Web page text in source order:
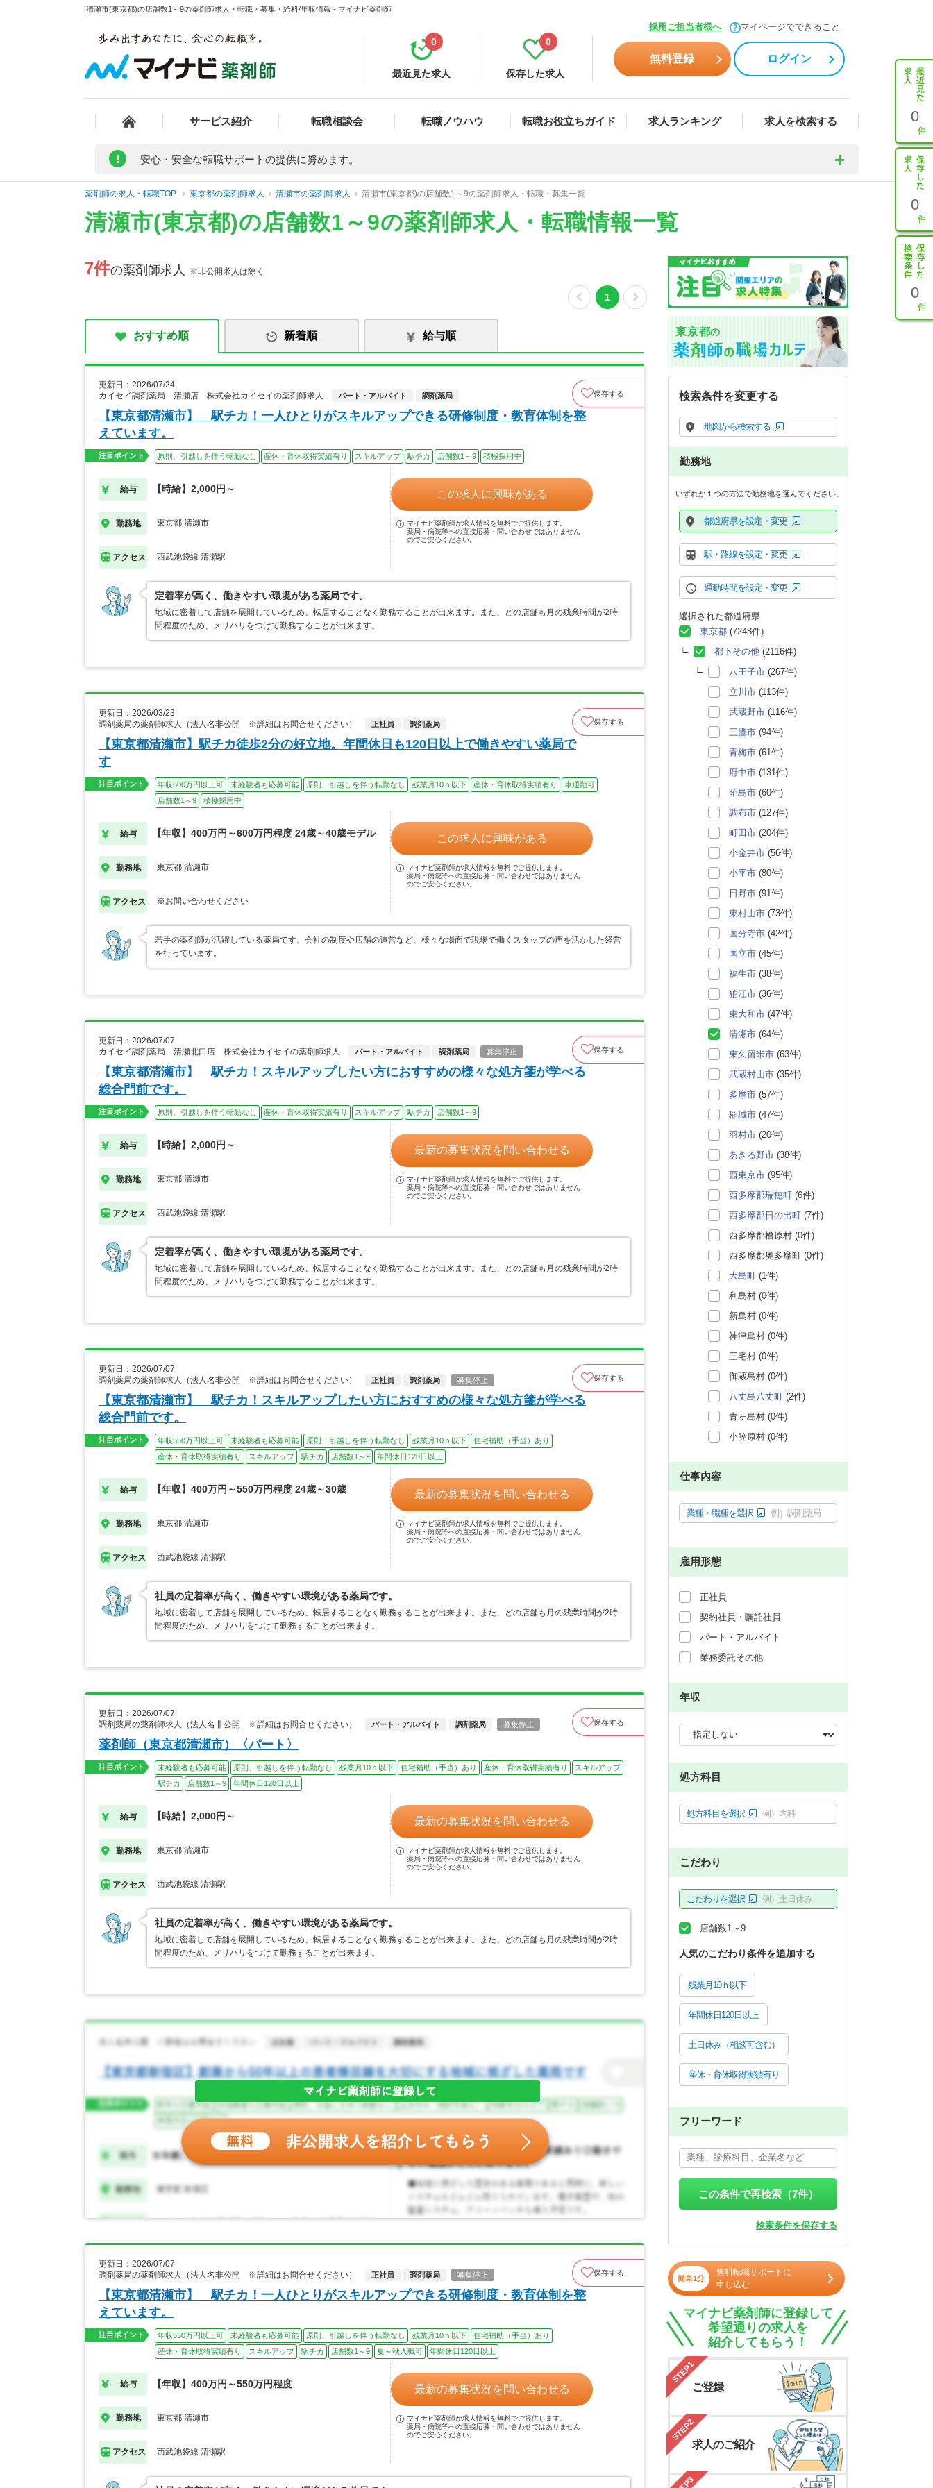
清瀬市(東京都)の店舗数1～9の薬剤師求人・転職・募集・給料/年収情報 - マイナビ薬剤師
採用ご担当者様へ マイページでできること
最近見た求人
0
保存した求人
0
無料登録 ログイン
サービス紹介 転職相談会 転職ノウハウ 転職お役立ちガイド 求人ランキング 求人を検索する 0
0
0
! 安心・安全な転職サポートの提供に努めます。
薬剤師の求人・転職TOP 東京都の薬剤師求人 清瀬市の薬剤師求人 清瀬市(東京都)の店舗数1～9の薬剤師求人・転職・募集一覧
清瀬市(東京都)の店舗数1～9の薬剤師求人・転職情報一覧
7件の薬剤師求人 ※非公開求人は除く
1
おすすめ順 新着順 給与順
更新日：2026/07/24
カイセイ調剤薬局 清瀬店 株式会社カイセイの薬剤師求人
パート・アルバイト 調剤薬局 保存する
【東京都清瀬市】 駅チカ！一人ひとりがスキルアップできる研修制度・教育体制を整
えています。
注目ポイント 原則、引越しを伴う転勤なし 産休・育休取得実績有り スキルアップ 駅チカ 店舗数1～9 積極採用中
給与 【時給】2,000円～
勤務地 東京都 清瀬市
アクセス 西武池袋線 清瀬駅
この求人に興味がある
マイナビ薬剤師が求人情報を無料でご提供します。
薬局・病院等への直接応募・問い合わせではありません
のでご安心ください。
定着率が高く、働きやすい環境がある薬局です。
地域に密着して店舗を展開しているため、転居することなく勤務することが出来ます。また、どの店舗も月の残業時間が2時
間程度のため、メリハリをつけて勤務することが出来ます。
更新日：2026/03/23
調剤薬局の薬剤師求人（法人名非公開 ※詳細はお問合せください）
正社員 調剤薬局 保存する
【東京都清瀬市】駅チカ徒歩2分の好立地。年間休日も120日以上で働きやすい薬局で
す
注目ポイント 年収600万円以上可 未経験者も応募可能 原則、引越しを伴う転勤なし 残業月10ｈ以下 産休・育休取得実績有り
車通勤可
店舗数1～9
積極採用中
給与 【年収】400万円～600万円程度 24歳～40歳モデル
勤務地 東京都 清瀬市
アクセス ※お問い合わせください
この求人に興味がある
マイナビ薬剤師が求人情報を無料でご提供します。
薬局・病院等への直接応募・問い合わせではありません
のでご安心ください。
若手の薬剤師が活躍している薬局です。会社の制度や店舗の運営など、様々な場面で現場で働くスタップの声を活かした経営
を行っています。
更新日：2026/07/07
カイセイ調剤薬局 清瀬北口店 株式会社カイセイの薬剤師求人
パート・アルバイト 調剤薬局 募集停止 保存する
【東京都清瀬市】 駅チカ！スキルアップしたい方におすすめの様々な処方箋が学べる
総合門前です。
注目ポイント 原則、引越しを伴う転勤なし 産休・育休取得実績有り スキルアップ 駅チカ 店舗数1～9
給与 【時給】2,000円～
勤務地 東京都 清瀬市
アクセス 西武池袋線 清瀬駅
最新の募集状況を問い合わせる
マイナビ薬剤師が求人情報を無料でご提供します。
薬局・病院等への直接応募・問い合わせではありません
のでご安心ください。
定着率が高く、働きやすい環境がある薬局です。
地域に密着して店舗を展開しているため、転居することなく勤務することが出来ます。また、どの店舗も月の残業時間が2時
間程度のため、メリハリをつけて勤務することが出来ます。
更新日：2026/07/07
調剤薬局の薬剤師求人（法人名非公開 ※詳細はお問合せください）
正社員 調剤薬局 募集停止 保存する
【東京都清瀬市】 駅チカ！スキルアップしたい方におすすめの様々な処方箋が学べる
総合門前です。
注目ポイント 年収550万円以上可 未経験者も応募可能 原則、引越しを伴う転勤なし 残業月10ｈ以下
住宅補助（手当）あり
産休・育休取得実績有り
スキルアップ 駅チカ 店舗数1～9 年間休日120日以上
給与 【年収】400万円～550万円程度 24歳～30歳
勤務地 東京都 清瀬市
アクセス 西武池袋線 清瀬駅
最新の募集状況を問い合わせる
マイナビ薬剤師が求人情報を無料でご提供します。
薬局・病院等への直接応募・問い合わせではありません
のでご安心ください。
社員の定着率が高く、働きやすい環境がある薬局です。
地域に密着して店舗を展開しているため、転居することなく勤務することが出来ます。また、どの店舗も月の残業時間が2時
間程度のため、メリハリをつけて勤務することが出来ます。
更新日：2026/07/07
調剤薬局の薬剤師求人（法人名非公開 ※詳細はお問合せください）
パート・アルバイト 調剤薬局 募集停止 保存する
薬剤師（東京都清瀬市）〈パート〉
注目ポイント 未経験者も応募可能 原則、引越しを伴う転勤なし 残業月10ｈ以下 住宅補助（手当）あり 産休・育休取得実績有り
スキルアップ
駅チカ
店舗数1～9 年間休日120日以上
給与 【時給】2,000円～
勤務地 東京都 清瀬市
アクセス 西武池袋線 清瀬駅
最新の募集状況を問い合わせる
マイナビ薬剤師が求人情報を無料でご提供します。
薬局・病院等への直接応募・問い合わせではありません
のでご安心ください。
社員の定着率が高く、働きやすい環境がある薬局です。
地域に密着して店舗を展開しているため、転居することなく勤務することが出来ます。また、どの店舗も月の残業時間が2時
間程度のため、メリハリをつけて勤務することが出来ます。
更新日：2026/07/07
調剤薬局の薬剤師求人（法人名非公開 ※詳細はお問合せください）
正社員 調剤薬局 募集停止 保存する
【東京都清瀬市】 駅チカ！一人ひとりがスキルアップできる研修制度・教育体制を整
えています。
注目ポイント 年収550万円以上可 未経験者も応募可能 原則、引越しを伴う転勤なし 残業月10ｈ以下
住宅補助（手当）あり
産休・育休取得実績有り
スキルアップ 駅チカ 店舗数1～9 夏～秋入職可 年間休日120日以上
給与 【年収】400万円～550万円程度
勤務地 東京都 清瀬市
アクセス 西武池袋線 清瀬駅
最新の募集状況を問い合わせる
マイナビ薬剤師が求人情報を無料でご提供します。
薬局・病院等への直接応募・問い合わせではありません
のでご安心ください。
東京都の
検索条件を変更する
地図から検索する
勤務地
いずれか１つの方法で勤務地を選んでください。
都道府県を設定・変更
駅・路線を設定・変更
通勤時間を設定・変更
選択された都道府県
東京都 (7248件)
都下その他 (2116件)
八王子市 (267件)
立川市 (113件)
武蔵野市 (116件)
三鷹市 (94件)
青梅市 (61件)
府中市 (131件)
昭島市 (60件)
調布市 (127件)
町田市 (204件)
小金井市 (56件)
小平市 (80件)
日野市 (91件)
東村山市 (73件)
国分寺市 (42件)
国立市 (45件)
福生市 (38件)
狛江市 (36件)
東大和市 (47件)
清瀬市 (64件)
東久留米市 (63件)
武蔵村山市 (35件)
多摩市 (57件)
稲城市 (47件)
羽村市 (20件)
あきる野市 (38件)
西東京市 (95件)
西多摩郡瑞穂町 (6件)
西多摩郡日の出町 (7件)
西多摩郡檜原村 (0件)
西多摩郡奥多摩町 (0件)
大島町 (1件)
利島村 (0件)
新島村 (0件)
神津島村 (0件)
三宅村 (0件)
御蔵島村 (0件)
八丈島八丈町 (2件)
青ヶ島村 (0件)
小笠原村 (0件)
仕事内容
業種・職種を選択 例）調剤薬局
雇用形態
正社員
契約社員・嘱託社員
パート・アルバイト
業務委託その他
年収
処方科目
処方科目を選択 例）内科
こだわり
こだわりを選択 例）土日休み
店舗数1～9
人気のこだわり条件を追加する
残業月10ｈ以下
年間休日120日以上
土日休み（相談可含む）
産休・育休取得実績有り
フリーワード
この条件で再検索（7件）
検索条件を保存する
簡単1分
無料転職サポートに
申し込む
マイナビ薬剤師に登録して
希望通りの求人を
紹介してもらう！
STEP1
ご登録
STEP2
求人のご紹介